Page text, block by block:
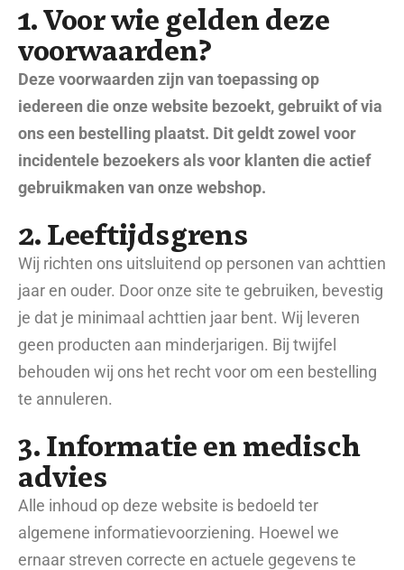
1. Voor wie gelden deze
voorwaarden?
Deze voorwaarden zijn van toepassing op
iedereen die onze website bezoekt, gebruikt of via
ons een bestelling plaatst. Dit geldt zowel voor
incidentele bezoekers als voor klanten die actief
gebruikmaken van onze webshop.
2. Leeftijdsgrens
Wij richten ons uitsluitend op personen van achttien
jaar en ouder. Door onze site te gebruiken, bevestig
je dat je minimaal achttien jaar bent. Wij leveren
geen producten aan minderjarigen. Bij twijfel
behouden wij ons het recht voor om een bestelling
te annuleren.
3. Informatie en medisch
advies
Alle inhoud op deze website is bedoeld ter
algemene informatievoorziening. Hoewel we
ernaar streven correcte en actuele gegevens te